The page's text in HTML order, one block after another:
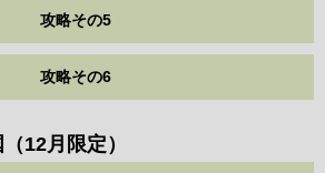
攻略その5
攻略その6
12月限定）